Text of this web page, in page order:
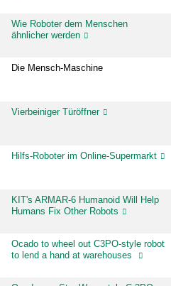
Wie Roboter dem Menschen
ähnlicher werden
Die Mensch-Maschine
Vierbeiniger Türöffner
Hilfs-Roboter im Online-Supermarkt
KIT's ARMAR-6 Humanoid Will Help
Humans Fix Other Robots
Ocado to wheel out C3PO-style robot
to lend a hand at warehouses